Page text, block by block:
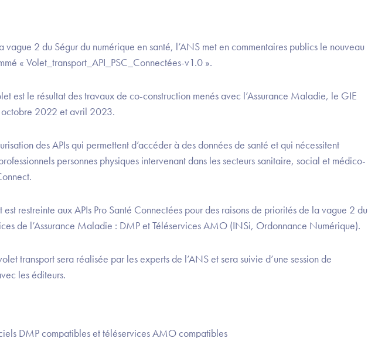
vague 2 du Ségur du numérique en santé, l’ANS met en commentaires publics le nouveau
« Volet_transport_API_PSC_Connectées-v1.0 ».
est le résultat des travaux de co-construction menés avec l’Assurance Maladie, le GIE
octobre 2022 et avril 2023.
des APIs qui permettent d’accéder à des données de santé et qui nécessitent
personnes physiques intervenant dans les secteurs sanitaire, social et médico-
restreinte aux APIs Pro Santé Connectées pour des raisons de priorités de la vague 2 du
de l’Assurance Maladie : DMP et Téléservices AMO (INSi, Ordonnance Numérique).
transport sera réalisée par les experts de l’ANS et sera suivie d’une session de
les éditeurs.
DMP compatibles et téléservices AMO compatibles